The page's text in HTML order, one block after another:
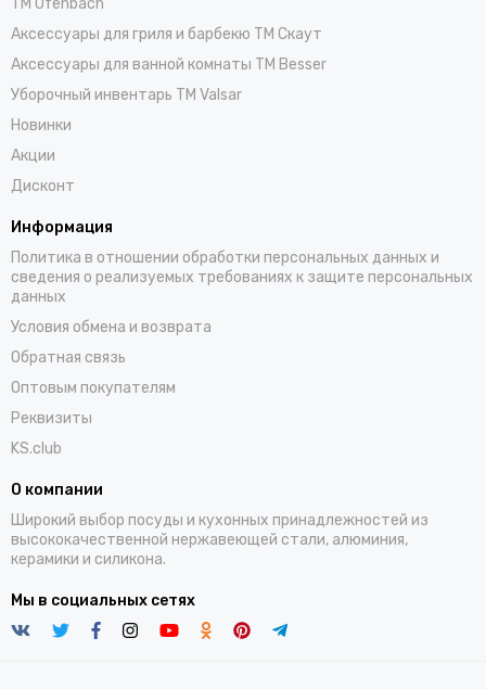
TM Ofenbach
Аксессуары для гриля и барбекю TM Скаут
Аксессуары для ванной комнаты TM Besser
Уборочный инвентарь TM Valsar
Новинки
Акции
Дисконт
Информация
Политика в отношении обработки персональных данных и
сведения о реализуемых требованиях к защите персональных
данных
Условия обмена и возврата
Обратная связь
Оптовым покупателям
Реквизиты
KS.club
О компании
Широкий выбор посуды и кухонных принадлежностей из
высококачественной нержавеющей стали, алюминия,
керамики и силикона.
Мы в социальных сетях